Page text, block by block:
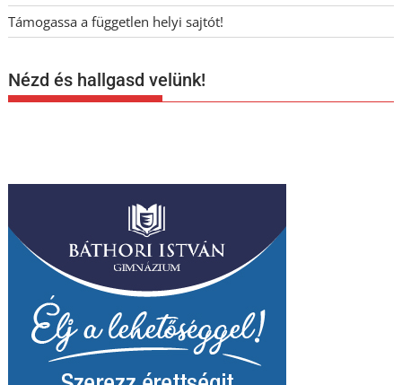
Támogassa a független helyi sajtót!
Nézd és hallgasd velünk!